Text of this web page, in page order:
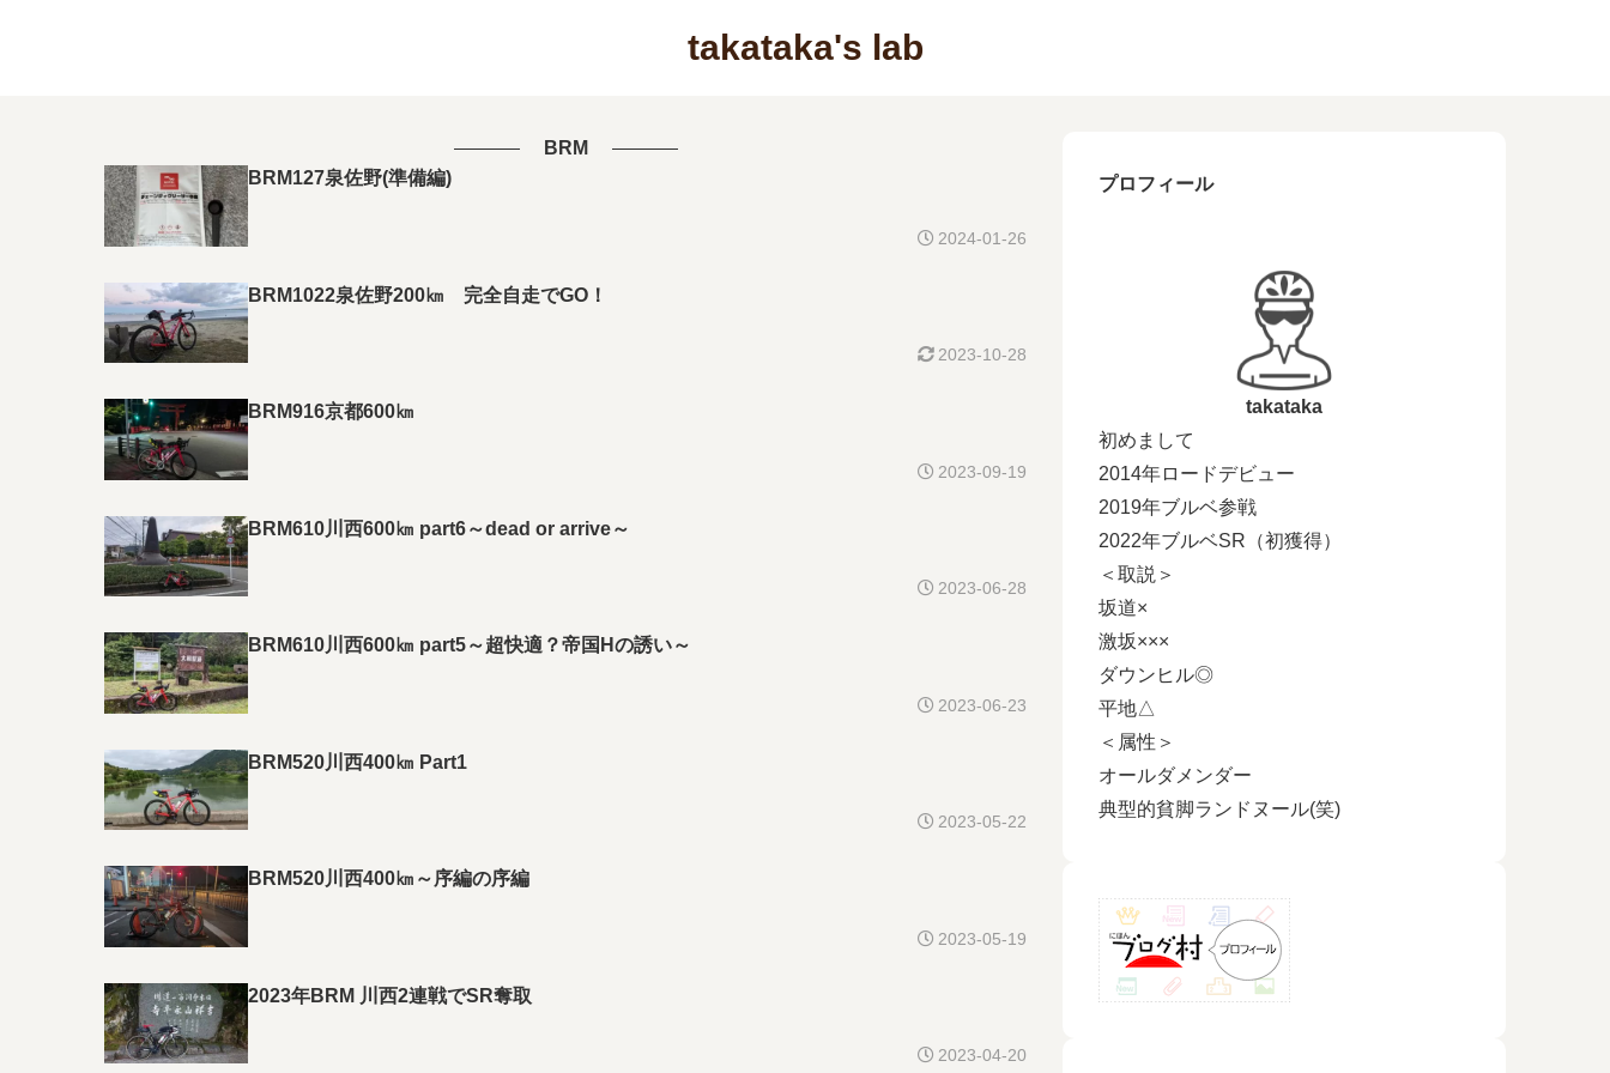
takataka's lab
BRM
BRM127泉佐野(準備編)
2024-01-26
BRM1022泉佐野200㎞ 完全自走でGO！
2023-10-28
BRM916京都600㎞
2023-09-19
BRM610川西600㎞ part6～dead or arrive～
2023-06-28
BRM610川西600㎞ part5～超快適？帝国Hの誘い～
2023-06-23
BRM520川西400㎞ Part1
2023-05-22
BRM520川西400㎞～序編の序編
2023-05-19
2023年BRM 川西2連戦でSR奪取
2023-04-20
プロフィール
takataka
初めまして
2014年ロードデビュー
2019年ブルベ参戦
2022年ブルベSR（初獲得）
＜取説＞
坂道×
激坂×××
ダウンヒル◎
平地△
＜属性＞
オールダメンダー
典型的貧脚ランドヌール(笑)